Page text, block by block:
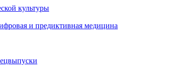
культуры
и предиктивная медицина